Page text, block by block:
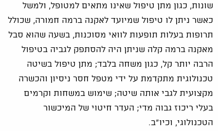
שונות, כגון מתן טיפול שאינו מתאים למטופל, ולמשל
כאשר ניתן לו טיפול שמיועד לאקנה ברמה חמורה, שכולל
תרופות בעלות תופעות לוואי מסוכנות, בשעה שהוא סבל
מאקנה ברמה קלה שניתן היה להסתפק לגביה בטיפול
הרבה יותר קל, כגון משחה בלבד; מתן טיפול בשיטה
טכנולוגית מתקדמת על ידי מטפל חסר ניסיון והכשרה
מקצועית לגבי אותה שיטה; שימוש במשחות וקרמים
בעלי ריכוז גבוה מדי; העדר חיטוי של המיכשור
הטכנולוגי, וכיו"ב.